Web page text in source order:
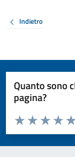
Indietro
Quanto sono
pagina?
Valuta da 1 a 5 stelle
Valuta 3
Valuta 2
Valuta 1 stelle su